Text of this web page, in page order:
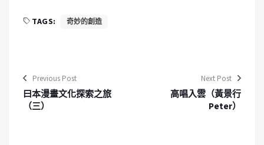
TAGS: 奇妙的創造
Previous Post
曰本漫畫文化探索之旅
（三）
Next Post
高唱入雲（黃景行
Peter）